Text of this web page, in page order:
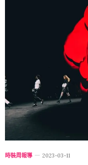
時裝周報導 2023-03-11